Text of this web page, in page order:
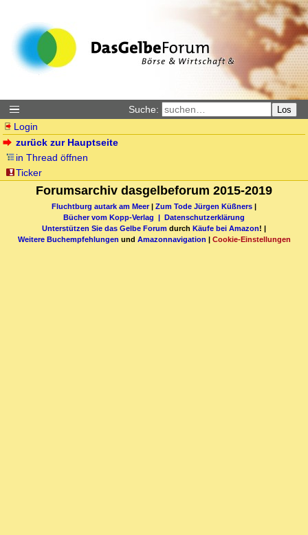
Suche: Los
Login
zurück zur Hauptseite
in Thread öffnen
Ticker
Forumsarchiv dasgelbeforum 2015-2019
Fluchtburg autark am Meer| Zum Tode Jürgen Küßners
Bücher vom Kopp-Verlag |
Datenschutzerklärung
Unterstützen Sie das Gelbe Forum durch Käufe bei Amazon! |
Weitere Buchempfehlungen und Amazonnavigation Cookie-Einstellungen